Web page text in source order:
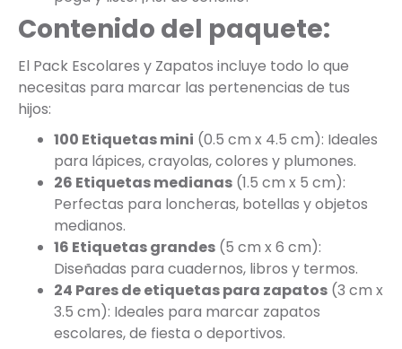
Contenido del paquete:
El Pack Escolares y Zapatos incluye todo lo que
necesitas para marcar las pertenencias de tus
hijos:
100 Etiquetas mini (0.5 cm x 4.5 cm): Ideales
para lápices, crayolas, colores y plumones.
26 Etiquetas medianas (1.5 cm x 5 cm):
Perfectas para loncheras, botellas y objetos
medianos.
16 Etiquetas grandes (5 cm x 6 cm):
Diseñadas para cuadernos, libros y termos.
24 Pares de etiquetas para zapatos (3 cm x
3.5 cm): Ideales para marcar zapatos
escolares, de fiesta o deportivos.